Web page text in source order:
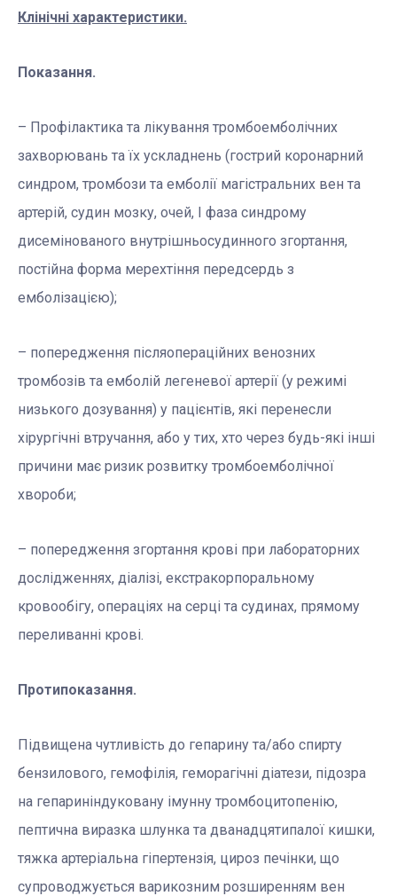
Клінічні характеристики.
Показання.
– Профілактика та лікування тромбоемболічних
захворювань та їх ускладнень (гострий коронарний
синдром, тромбози та емболії магістральних вен та
артерій, судин мозку, очей, I фаза синдрому
дисемінованого внутрішньосудинного згортання,
постійна форма мерехтіння передсердь з
емболізацією);
– попередження післяопераційних венозних
тромбозів та емболій легеневої артерії (у режимі
низького дозування) у пацієнтів, які перенесли
хірургічні втручання, або у тих, хто через будь-які інші
причини має ризик розвитку тромбоемболічної
хвороби;
– попередження згортання крові при лабораторних
дослідженнях, діалізі, екстракорпоральному
кровообігу, операціях на серці та судинах, прямому
переливанні крові.
Протипоказання.
Підвищена чутливість до гепарину та/або спирту
бензилового, гемофілія, геморагічні діатези, підозра
на гепариніндуковану імунну тромбоцитопенію,
пептична виразка шлунка та дванадцятипалої кишки,
тяжка артеріальна гіпертензія, цироз печінки, що
супроводжується варикозним розширенням вен